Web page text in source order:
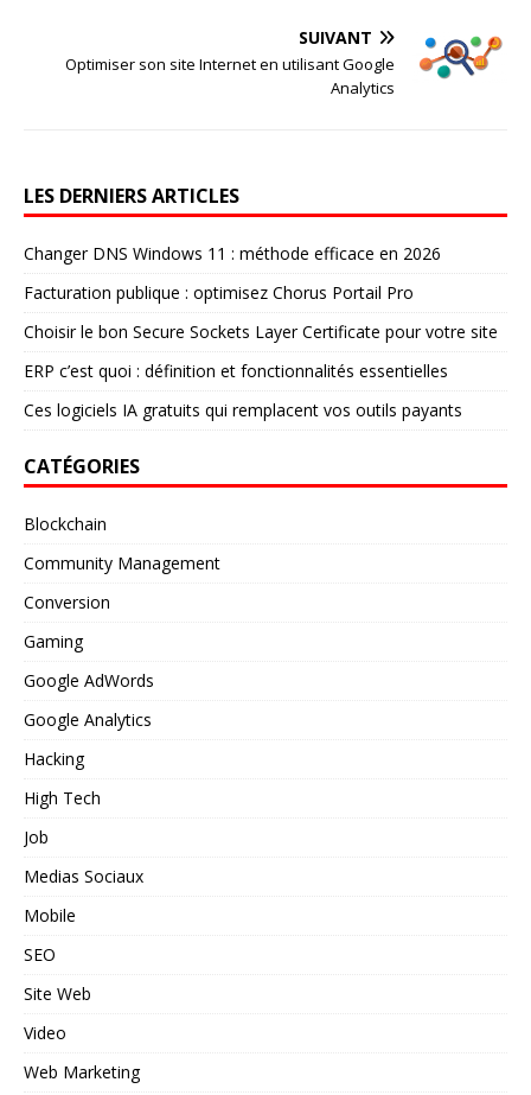
SUIVANT
Optimiser son site Internet en utilisant Google
Analytics
LES DERNIERS ARTICLES
Changer DNS Windows 11 : méthode efficace en 2026
Facturation publique : optimisez Chorus Portail Pro
Choisir le bon Secure Sockets Layer Certificate pour votre site
ERP c’est quoi : définition et fonctionnalités essentielles
Ces logiciels IA gratuits qui remplacent vos outils payants
CATÉGORIES
Blockchain
Community Management
Conversion
Gaming
Google AdWords
Google Analytics
Hacking
High Tech
Job
Medias Sociaux
Mobile
SEO
Site Web
Video
Web Marketing